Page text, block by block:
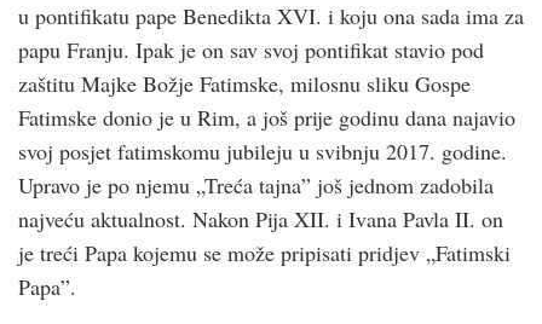
u pontifikatu pape Benedikta XVI. i koju ona sada ima za
papu Franju. Ipak je on sav svoj pontifikat stavio pod
zaštitu Majke Božje Fatimske, milosnu sliku Gospe
Fatimske donio je u Rim, a još prije godinu dana najavio
svoj posjet fatimskomu jubileju u svibnju 2017. godine.
Upravo je po njemu „Treća tajna” još jednom zadobila
najveću aktualnost. Nakon Pija XII. i Ivana Pavla II. on
je treći Papa kojemu se može pripisati pridjev „Fatimski
Papa”.